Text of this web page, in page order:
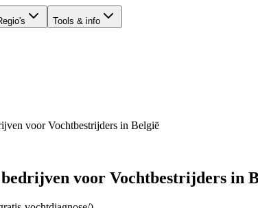
Tools & info
voor Vochtbestrijders in België
voor Vochtbestrijders in